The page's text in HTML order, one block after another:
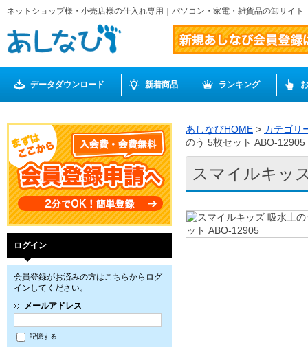
ネットショップ様・小売店様の仕入れ専用｜パソコン・家電・雑貨品の卸サイ
データダウンロード 新着商品 ランキング
ログイン
会員登録がお済みの方はこちらからログ
インしてください。
メールアドレス
記憶する
あしなびHOME > カテゴリ
のう 5枚セット ABO-12905
スマイルキッ